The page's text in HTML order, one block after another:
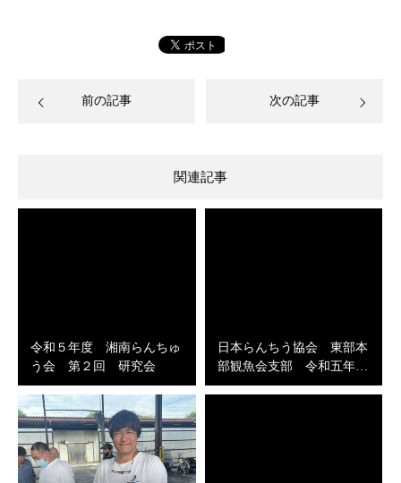
前の記事 次の記事
関連記事
令和５年度 湘南らんちゅ
う会 第２回 研究会
日本らんちう協会 東部本
部観魚会支部 令和五年…